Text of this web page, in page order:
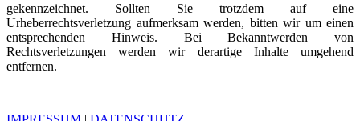
gekennzeichnet. Sollten Sie trotzdem auf eine
Urheberrechtsverletzung aufmerksam werden, bitten wir um einen
entsprechenden Hinweis. Bei Bekanntwerden von
Rechtsverletzungen werden wir derartige Inhalte umgehend
entfernen.